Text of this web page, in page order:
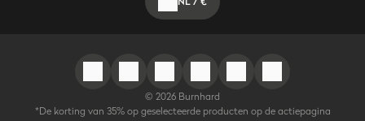
© 2026 Burnhard
*De korting van 35% op geselecteerde producten op de actiepagina